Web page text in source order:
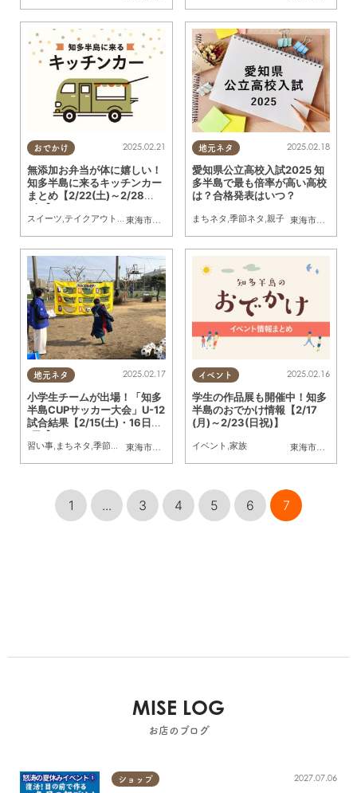
おでかけ
東海市
,大府市 知多市,東浦町,阿久比町,半田市,常滑市
2025.02.21
無添加お弁当が体に嬉しい！
知多半島に来るキッチンカー
まとめ【2/22(土)～2/28
(金)】
スイーツ,テイクアウト ,キッチンカー イベント,まとめ記事
地元ネタ
東海市
,大府市
2025.02.18
愛知県公立高校入試2025 知
多半島で最も倍率が高い高校
は？合格発表はいつ？
まちネタ ,季節ネタ ,親子
地元ネタ
東海市
,大府市 知多市,東浦町,阿久比町 半田市,常滑市
2025.02.17
小学生チームが出場！「知多
半島CUPサッカー大会」U-12
試合結果【2/15(土)・16日
(日)】
習い事 まちネタ 季節ネタ ,家族
イベント
東海市
,阿久比町
2025.02.16
学生の作品展も開催中！知多
半島のおでかけ情報【2/17
(月)～2/23(日祝)】
イベント 家族
1 ... 3 4 5 6 7
MISE LOG
お店のブログ
ショップ 2027.07.06